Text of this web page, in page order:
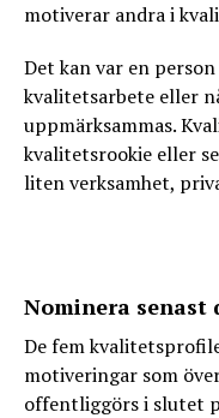
motiverar andra i
Det kan var en
kvalitetsarbete eller
uppmärksammas.
kvalitetsrookie eller
liten verksamhet,
Nominera senast
De fem
motiveringar som
offentliggörs i slutet